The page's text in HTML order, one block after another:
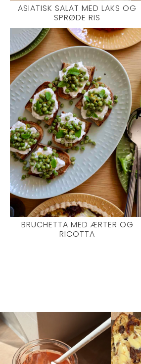
ASIATISK SALAT MED LAKS OG
SPRØDE RIS
BRUCHETTA MED ÆRTER OG
RICOTTA